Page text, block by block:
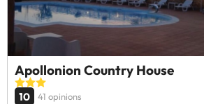
Apollonion Country House
10 41 opinions